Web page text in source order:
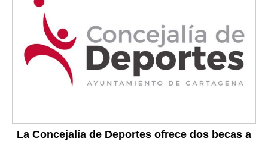
La Concejalía de Deportes ofrece dos becas a